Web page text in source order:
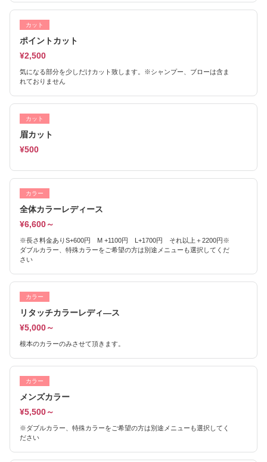
カット
ポイントカット
¥2,500
気になる部分を少しだけカット致します。※シャンプー、ブローは含ま
れておりません
カット
眉カット
¥500
カラー
全体カラーレディース
¥6,600～
※長さ料金ありS+600円 M +1100円 L+1700円 それ以上＋2200円※
ダブルカラー、特殊カラーをご希望の方は別途メニューも選択してくだ
さい
カラー
リタッチカラーレディ―ス
¥5,000～
根本のカラーのみさせて頂きます。
カラー
メンズカラー
¥5,500～
※ダブルカラー、特殊カラーをご希望の方は別途メニューも選択してく
ださい